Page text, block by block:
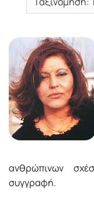
ανθρώπινων
συγγραφή.